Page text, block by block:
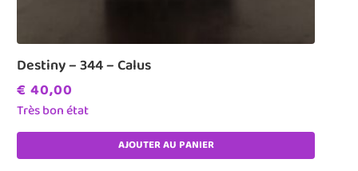
Destiny – 344 – Calus
€ 40,00
Très bon état
AJOUTER AU PANIER